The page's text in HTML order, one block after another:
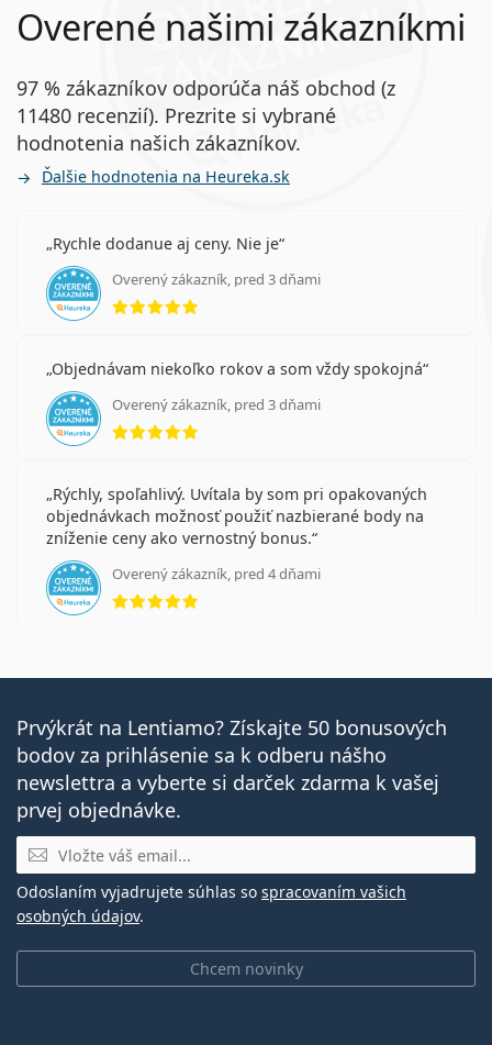
Overené našimi zákazníkmi
97 % zákazníkov odporúča náš obchod (z
11480 recenzií). Prezrite si vybrané
hodnotenia našich zákazníkov.
Ďalšie hodnotenia na Heureka.sk
Rychle dodanue aj ceny. Nie je
Overený zákazník, pred 3 dňami
hodnotenie 5 z 5
Objednávam niekoľko rokov a som vždy spokojná
Overený zákazník, pred 3 dňami
hodnotenie 5 z 5
Rýchly, spoľahlivý. Uvítala by som pri opakovaných
objednávkach možnosť použiť nazbierané body na
zníženie ceny ako vernostný bonus.
Overený zákazník, pred 4 dňami
hodnotenie 5 z 5
Prvýkrát na Lentiamo? Získajte 50 bonusových
bodov za prihlásenie sa k odberu nášho
newslettra a vyberte si darček zdarma k vašej
prvej objednávke.
E-mail
Chcem novinky
Odoslaním vyjadrujete súhlas so spracovaním vašich
osobných údajov.